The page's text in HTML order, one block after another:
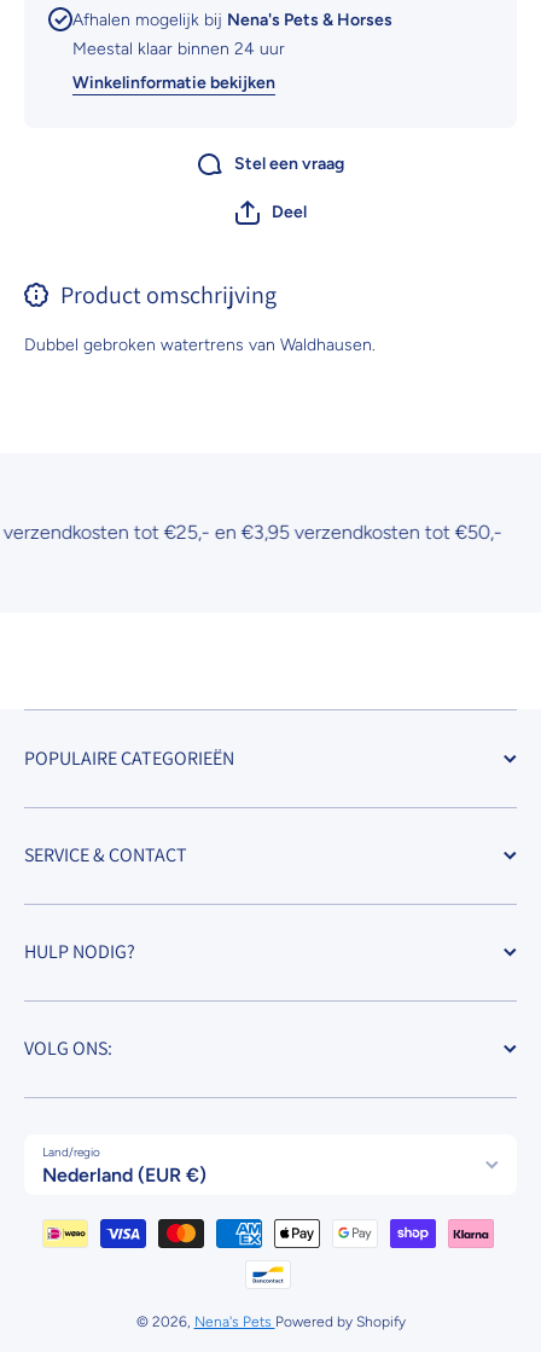
Afhalen mogelijk bij Nena's Pets & Horses
Meestal klaar binnen 24 uur
Winkelinformatie bekijken
Stel een vraag
Deel
Product omschrijving
Dubbel gebroken watertrens van Waldhausen.
tot €25,- en €3,95 verzendkosten tot €50,-
POPULAIRE CATEGORIEËN
SERVICE & CONTACT
HULP NODIG?
VOLG ONS:
Land/regio
Nederland (EUR €)
Betaalmethodes
© 2026, Nena's Pets Powered by Shopify